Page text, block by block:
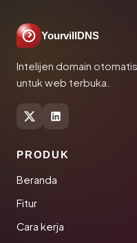
YourvillDNS
Intelijen domain
untuk web terbuka.
PRODUK
Beranda
Fitur
Cara kerja